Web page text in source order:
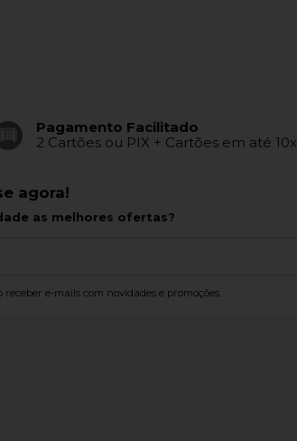
Pagamento Facilitado
2 Cartões ou PIX + Cartões em até 10x
agora!
as melhores ofertas?
receber e-mails com novidades e promoções.